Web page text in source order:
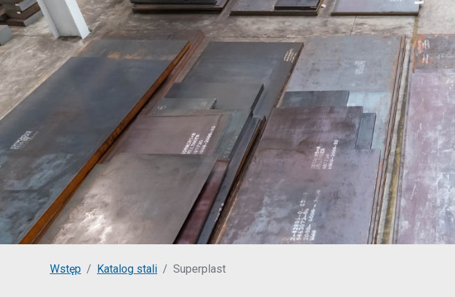
You are here:
Wstęp Katalog stali Superplast